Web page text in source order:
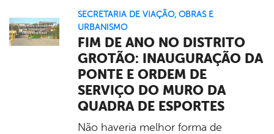
SECRETARIA DE VIAÇÃO, OBRAS E
URBANISMO
FIM DE ANO NO DISTRITO
GROTÃO: INAUGURAÇÃO DA
PONTE E ORDEM DE
SERVIÇO DO MURO DA
QUADRA DE ESPORTES
Não haveria melhor forma de